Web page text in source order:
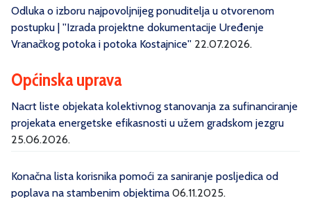
Odluka o izboru najpovoljnijeg ponuditelja u otvorenom
postupku | ''Izrada projektne dokumentacije Uređenje
Vranačkog potoka i potoka Kostajnice'' 22.07.2026.
Općinska uprava
Nacrt liste objekata kolektivnog stanovanja za sufinanciranje
projekata energetske efikasnosti u užem gradskom jezgru
25.06.2026.
Konačna lista korisnika pomoći za saniranje posljedica od
poplava na stambenim objektima 06.11.2025.